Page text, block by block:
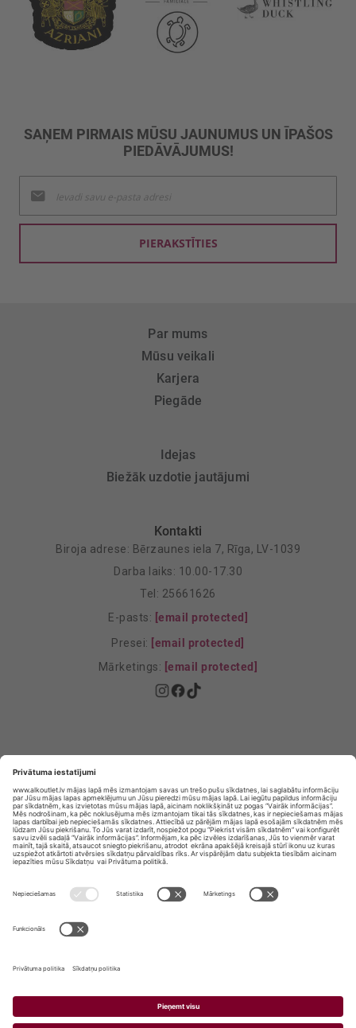
SAŅEM PIRMAIS MŪSU JAUNUMUS UN ĪPAŠOS
PIEDĀVĀJUMUS!
jaunumu
saņemšanai:
PIERAKSTĪTIES
Par mums
Mūsu veikali
Karjera
Piegāde
Idejas
Biežāk uzdotie jautājumi
Kontakti
Biroja adrese: Bērzaunes iela 7, Rīga, LV-1039
Darba laiks: 10.00-17.30
Tel: 25661626
E-pasts: [email protected]
Presei: [email protected]
Mārketings: [email protected]
Privātuma Iestatījumi
E-veikala lietošanas noteikumi
ALKOHOLA PĀRDOŠANA, IEGĀDĀŠANĀS UN
NODOŠANA NEPILNGADĪGĀM PERSONĀM IR
AIZLIEGTA.